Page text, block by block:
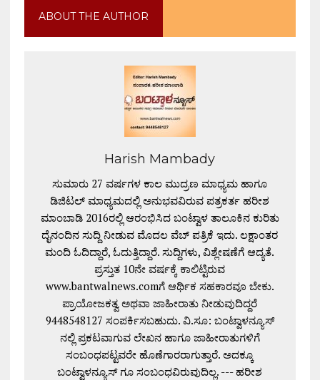
ABOUT THE AUTHOR
Harish Mambady
ಸುಮಾರು 27 ವರ್ಷಗಳ ಕಾಲ ಮುದ್ರಣ ಮಾಧ್ಯಮ ಹಾಗೂ
ಡಿಜಿಟಲ್ ಮಾಧ್ಯಮದಲ್ಲಿ ಅನುಭವವಿರುವ ಪತ್ರಕರ್ತ ಹರೀಶ
ಮಾಂಬಾಡಿ 2016ರಲ್ಲಿ ಆರಂಭಿಸಿದ ಬಂಟ್ವಾಳ ತಾಲೂಕಿನ ಕುರಿತು
ದೈನಂದಿನ ಸುದ್ದಿ ನೀಡುವ ಮೊದಲ ವೆಬ್ ಪತ್ರಿಕೆ ಇದು. ಲಕ್ಷಾಂತರ
ಮಂದಿ ಓದಿದ್ದಾರೆ, ಓದುತ್ತಿದ್ದಾರೆ. ಸುದ್ದಿಗಳು, ವಿಶ್ಲೇಷಣೆಗೆ ಆದ್ಯತೆ.
ಪ್ರಸ್ತುತ 10ನೇ ವರ್ಷಕ್ಕೆ ಕಾಲಿಟ್ಟಿರುವ
www.bantwalnews.comಗೆ ಆರ್ಥಿಕ ಸಹಕಾರವೂ ಬೇಕು.
ಪ್ರಾಯೋಜಕತ್ವ ಅಥವಾ ಜಾಹೀರಾತು ನೀಡುವುದಿದ್ದರೆ
9448548127 ಸಂಪರ್ಕಿಸಬಹುದು. ವಿ.ಸೂ: ಬಂಟ್ವಾಳನ್ಯೂಸ್
ನಲ್ಲಿ ಪ್ರಕಟವಾಗುವ ಲೇಖನ ಹಾಗೂ ಜಾಹೀರಾತುಗಳಿಗೆ
ಸಂಬಂಧಪಟ್ಟವರೇ ಹೊಣೆಗಾರರಾಗುತ್ತಾರೆ. ಅದಕ್ಕೂ
ಬಂಟ್ವಾಳನ್ಯೂಸ್ ಗೂ ಸಂಬಂಧವಿರುವುದಿಲ್ಲ. --- ಹರೀಶ